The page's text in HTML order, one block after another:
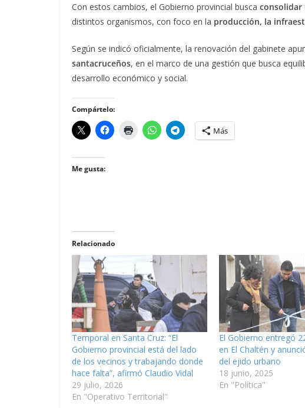
Con estos cambios, el Gobierno provincial busca consolidar
distintos organismos, con foco en la producción, la
Según se indicó oficialmente, la renovación del gabinete
santacruceños, en el marco de una gestión que busca
desarrollo económico y social.
Compártelo:
Más
Me gusta:
Relacionado
Temporal en Santa Cruz: “El
Gobierno provincial está del lado
de los vecinos y trabajando donde
hace falta”, afirmó Claudio Vidal
29 julio, 2026
En "Operativo Territorial"
El Gobierno entregó
en El Chaltén y
del ejido urbano
18 junio, 2025
En "Política"